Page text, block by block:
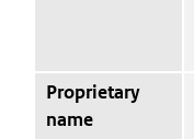
Proprietary
name